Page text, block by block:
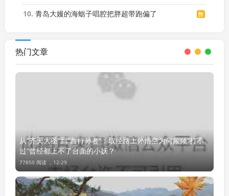
10 青岛大嫚的海蛎子唱腔把胖超带跑偏了
热门文章
从“齐天大圣”到“西行孙者”：取经路上孙悟空为何频频“打不
过”曾经都上不了台面的小妖？
77850 阅读 ， 12-29